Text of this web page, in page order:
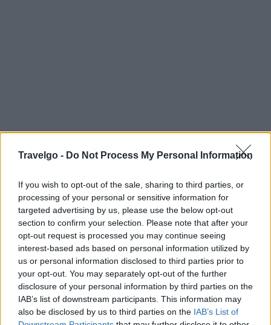
Travelgo - Do Not Process My Personal Information
If you wish to opt-out of the sale, sharing to third parties, or
processing of your personal or sensitive information for
targeted advertising by us, please use the below opt-out
section to confirm your selection. Please note that after your
opt-out request is processed you may continue seeing
interest-based ads based on personal information utilized by
us or personal information disclosed to third parties prior to
your opt-out. You may separately opt-out of the further
disclosure of your personal information by third parties on the
IAB’s list of downstream participants. This information may
also be disclosed by us to third parties on the IAB’s List of
Με αφετηρία την Κορωνησία ο επισκέπτης μπορεί να
περιηγηθεί σε έλη και βάλτους με φόντο τις
λιμνοθάλασσες Τσουκαλιό, Λογαρού και Ροδιά.
Ειδικότερα, στη λιμνοθάλασσα Τσουκαλιό φωλιάζουν
περίπου 35 ζευγάρια του σπάνιου και απειλούμενου
αργυροπελεκάνου.
Απολαύστε την πτήση πάνω